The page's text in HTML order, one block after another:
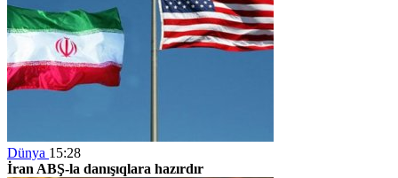
Dünya 15:28
İran ABŞ-la danışıqlara hazırdır